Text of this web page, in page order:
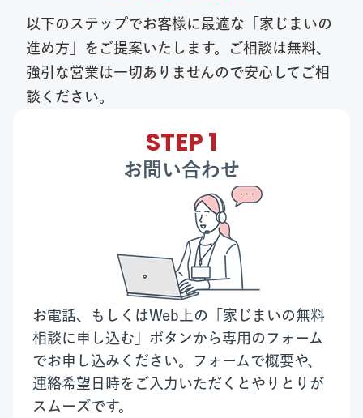
以下のステップでお客様に最適な「家じまいの
進め方」をご提案いたします。ご相談は無料、
強引な営業は一切ありませんので安心してご相
談ください。
STEP 1
お問い合わせ
お電話、もしくはWeb上の「家じまいの無料
相談に申し込む」ボタンから専用のフォーム
でお申し込みください。フォームで概要や、
連絡希望日時をご入力いただくとやりとりが
スムーズです。